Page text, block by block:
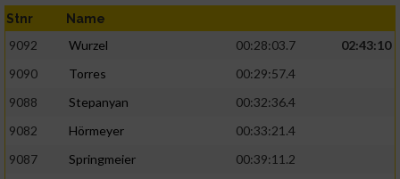
Stnr Name
9092 Wurzel 00:28:03.7
02:43:10
9090
Torres
00:29:57.4
9088
Stepanyan
00:32:36.4
9082
Hörmeyer
00:33:21.4
9087
Springmeier
00:39:11.2